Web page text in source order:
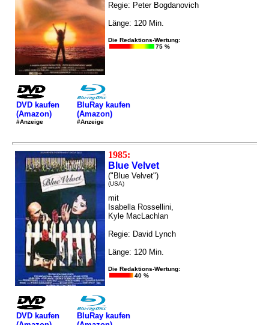
Regie: Peter Bogdanovich
Länge: 120 Min.
Die Redaktions-Wertung:
75 %
DVD kaufen
(Amazon)
#Anzeige
BluRay kaufen
(Amazon)
#Anzeige
1985:
Blue Velvet
("Blue Velvet")
(USA)
mit
Isabella Rossellini,
Kyle MacLachlan
Regie: David Lynch
Länge: 120 Min.
Die Redaktions-Wertung:
40 %
DVD kaufen
BluRay kaufen